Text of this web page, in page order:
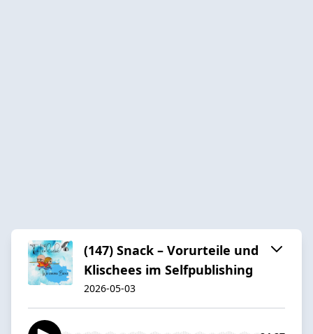
(147) Snack – Vorurteile und
Klischees im Selfpublishing
2026-05-03